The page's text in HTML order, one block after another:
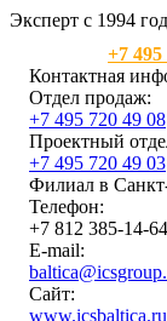
Эксперт с 1994
+7 495
Контактная
Отдел продаж:
+7 495 720 49 08
Проектный
+7 495 720 49 03
Филиал в
Телефон:
+7 812 385-14-64
E-mail:
Сайт:
www.icsbaltica.ru